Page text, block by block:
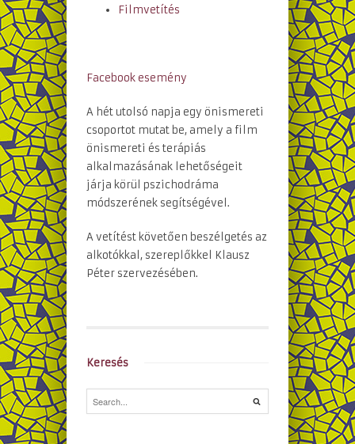
Filmvetítés
Facebook esemény
A hét utolsó napja egy önismereti
csoportot mutat be, amely a film
önismereti és terápiás
alkalmazásának lehetőségeit
járja körül pszichodráma
módszerének segítségével.
A vetítést követően beszélgetés az
alkotókkal, szereplőkkel Klausz
Péter szervezésében.
Keresés